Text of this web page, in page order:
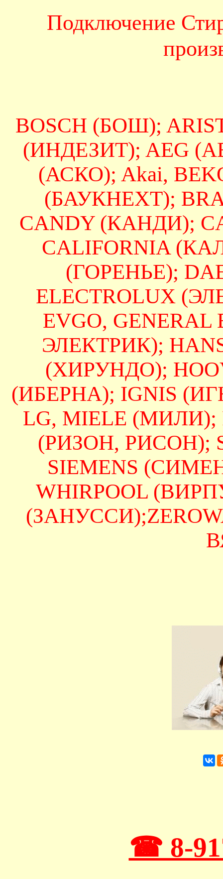
Подключение
BOSCH (БОШ);
(ИНДЕЗИТ); AEG
(АСКО); Akai,
(БАУКНЕХТ);
CANDY (КАНДИ);
CALIFORNIA
(ГОРЕНЬЕ);
ELECTROLUX
EVGO,
ЭЛЕКТРИК);
(ХИРУНДО);
(ИБЕРНА); IGNIS
LG, MIELE (МИЛИ);
(РИЗОН, РИСОН);
SIEMENS
WHIRPOOL
☎ 8-